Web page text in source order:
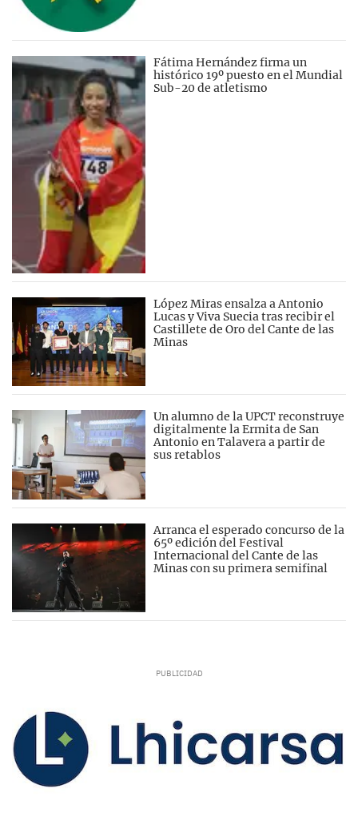
Fátima Hernández firma un
histórico 19º puesto en el Mundial
Sub-20 de atletismo
López Miras ensalza a Antonio
Lucas y Viva Suecia tras recibir el
Castillete de Oro del Cante de las
Minas
Un alumno de la UPCT reconstruye
digitalmente la Ermita de San
Antonio en Talavera a partir de
sus retablos
Arranca el esperado concurso de la
65º edición del Festival
Internacional del Cante de las
Minas con su primera semifinal